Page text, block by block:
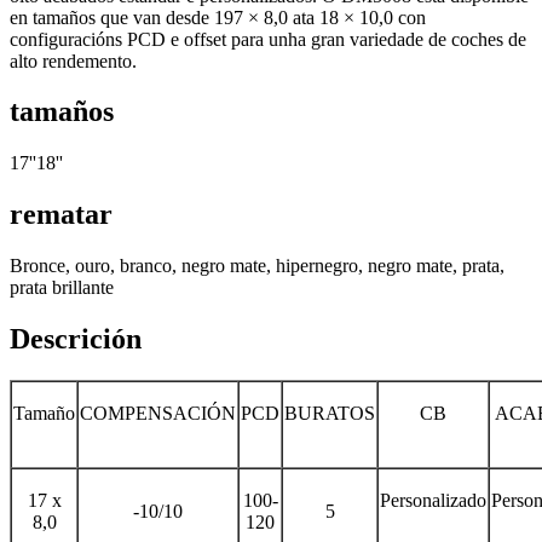
en tamaños que van desde 197 × 8,0 ata 18 × 10,0 con
configuracións PCD e offset para unha gran variedade de coches de
alto rendemento.
tamaños
17''18''
rematar
Bronce, ouro, branco, negro mate, hipernegro, negro mate, prata,
prata brillante
Descrición
Tamaño COMPENSACIÓN PCD BURATOS CB
17 x
8,0
-10/10
100-
120
5
Personalizado